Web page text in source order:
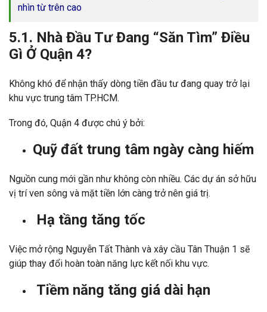
nhìn từ trên cao
5.1. Nhà Đầu Tư Đang “Săn Tìm” Điều
Gì Ở Quận 4?
Không khó để nhận thấy dòng tiền đầu tư đang quay trở lại
khu vực trung tâm TP.HCM.
Trong đó, Quận 4 được chú ý bởi:
Quỹ đất trung tâm ngày càng hiếm
Nguồn cung mới gần như không còn nhiều. Các dự án sở hữu
vị trí ven sông và mặt tiền lớn càng trở nên giá trị.
Hạ tầng tăng tốc
Việc mở rộng Nguyễn Tất Thành và xây cầu Tân Thuận 1 sẽ
giúp thay đổi hoàn toàn năng lực kết nối khu vực.
Tiềm năng tăng giá dài hạn